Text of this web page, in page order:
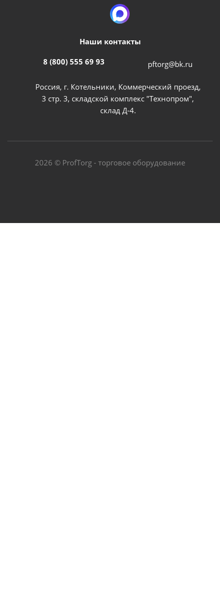
Наши контакты
8 (800) 555 69 93 pftorg@bk.ru
Россия, г. Котельники, Коммерческий проезд,
3 стр. 3, складской комплекс "Технопром",
склад Д-4.
2026 © ProfTorg - торговое оборудование